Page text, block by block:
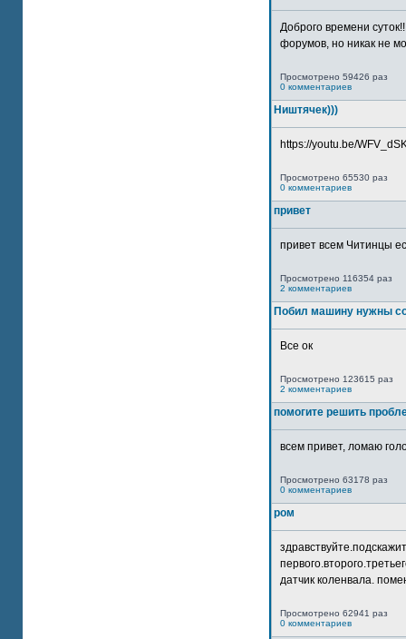
Доброго времени
форумов, но никак не
Просмотрено 59426 раз
0 комментариев
Ништячек)))
https://youtu.be/
Просмотрено 65530 раз
0 комментариев
привет
привет всем Читинцы
Просмотрено 116354 раз
2 комментариев
Побил машину нужны
Все ок
Просмотрено 123615 раз
2 комментариев
помогите решить
всем привет, ломаю
Просмотрено 63178 раз
0 комментариев
ром
датчик коленвала.
Просмотрено 62941 раз
0 комментариев